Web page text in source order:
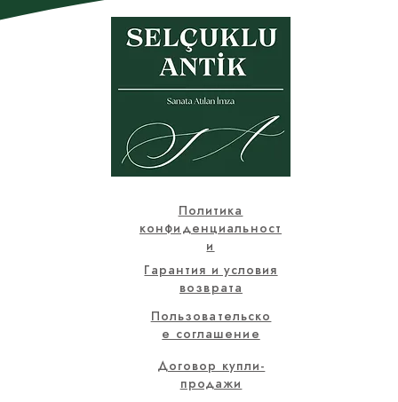
Политика
конфиденциальност
и
Гарантия и условия
возврата
Пользовательско
е соглашение
Договор купли-
продажи